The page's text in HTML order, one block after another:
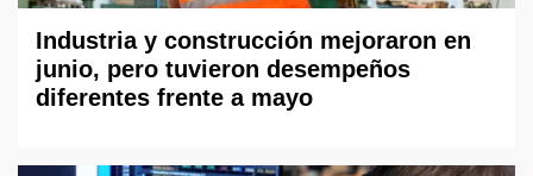
Industria y construcción mejoraron en
junio, pero tuvieron desempeños
diferentes frente a mayo